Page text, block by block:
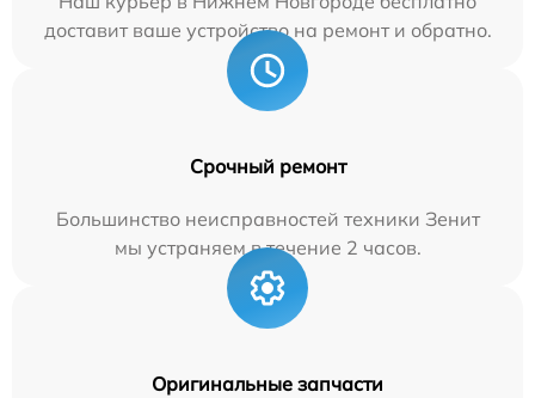
доставит ваше устройство на ремонт и обратно.
Срочный ремонт
Большинство неисправностей техники Зенит
мы устраняем в течение 2 часов.
Оригинальные запчасти